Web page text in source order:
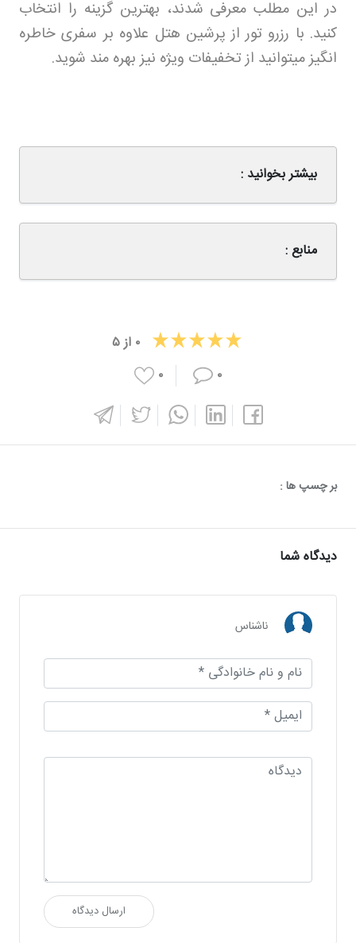
در این مطلب معرفی شدند، بهترین گزینه را انتخاب
کنید. با رزرو تور از پرشین هتل علاوه بر سفری خاطره
انگیز میتوانید از تخفیفات ویژه نیز بهره مند شوید.
بیشتر بخوانید :
منابع :
۰ از۵
۰
۰
بر چسپ ها :
دیدگاه شما
ناشناس
ارسال دیدگاه